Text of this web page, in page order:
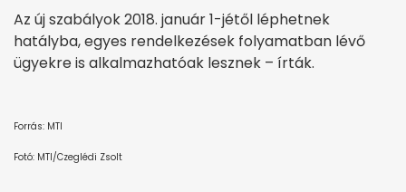
Az új szabályok 2018. január 1-jétől léphetnek
hatályba, egyes rendelkezések folyamatban lévő
ügyekre is alkalmazhatóak lesznek – írták.
Forrás: MTI
Fotó: MTI/Czeglédi Zsolt